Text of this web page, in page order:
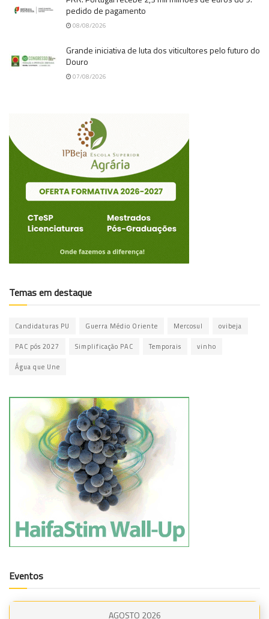
pedido de pagamento
08/08/2026
Grande iniciativa de luta dos viticultores pelo futuro do
Douro
07/08/2026
Temas em destaque
Candidaturas PU Guerra Médio Oriente Mercosul ovibeja
PAC pós 2027 Simplificação PAC Temporais vinho
Água que Une
Eventos
AGOSTO 2026